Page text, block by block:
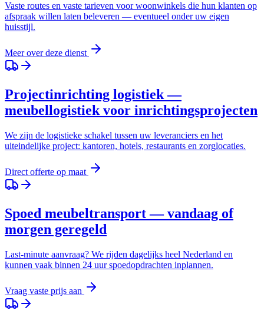
Vaste routes en vaste tarieven voor woonwinkels die hun klanten op
afspraak willen laten beleveren — eventueel onder uw eigen
huisstijl.
Meer over deze dienst
Projectinrichting logistiek —
meubellogistiek voor inrichtingsprojecten
We zijn de logistieke schakel tussen uw leveranciers en het
uiteindelijke project: kantoren, hotels, restaurants en zorglocaties.
Direct offerte op maat
Spoed meubeltransport — vandaag of
morgen geregeld
Last-minute aanvraag? We rijden dagelijks heel Nederland en
kunnen vaak binnen 24 uur spoedopdrachten inplannen.
Vraag vaste prijs aan